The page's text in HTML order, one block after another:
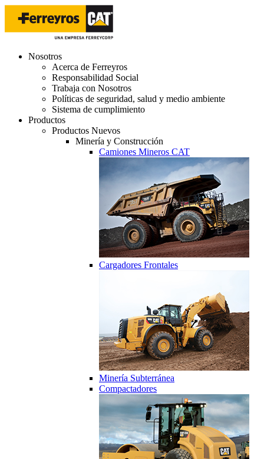
Nosotros
Acerca de Ferreyros
Responsabilidad Social
Trabaja con Nosotros
Políticas de seguridad, salud y medio ambiente
Sistema de cumplimiento
Productos
Productos Nuevos
Minería y Construcción
Camiones Mineros CAT
Cargadores Frontales
Minería Subterránea
Compactadores